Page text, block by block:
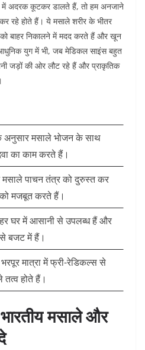
में अदरक कूटकर डालते हैं, तो हम अनजाने
रहे होते हैं। ये मसाले शरीर के भीतर
को बाहर निकालने में मदद करते हैं और खून
युग में भी, जब मेडिकल साइंस बहुत
जड़ों की ओर लौट रहे हैं और प्राकृतिक
अनुसार मसाले भोजन के साथ
का काम करते हैं।
पाचन तंत्र को दुरुस्त कर
को मजबूत करते हैं।
घर में आसानी से उपलब्ध हैं और
बजट में हैं।
मात्रा में फ्री-रेडिकल्स से
होते हैं।
मसाले और